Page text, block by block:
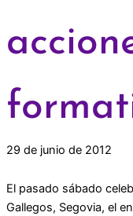
29 de junio de 2012
El pasado sábado
Gallegos, Segovia, el